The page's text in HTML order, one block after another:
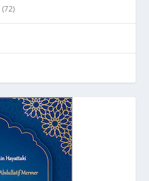
(72)